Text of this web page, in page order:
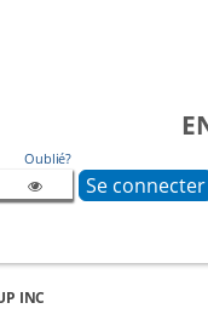
Oublié?
INC